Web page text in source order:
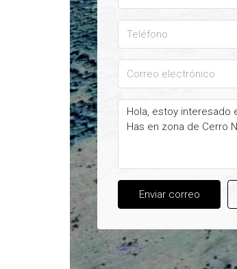
Enviar correo